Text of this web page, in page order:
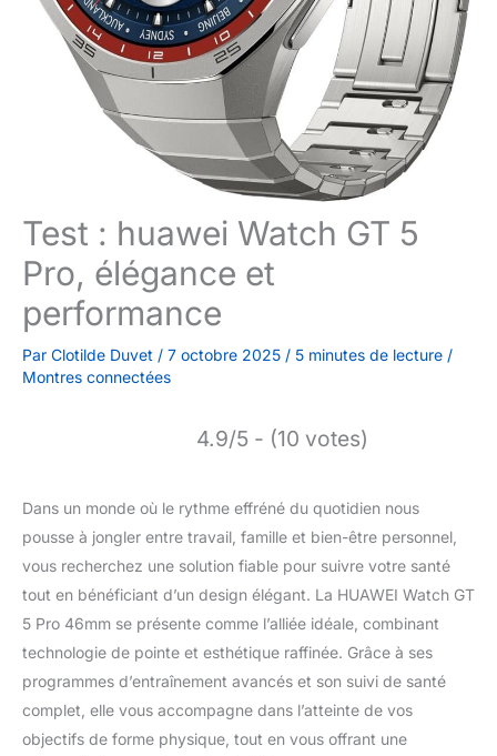
Test : huawei Watch GT 5
Pro, élégance et
performance
Par Clotilde Duvet / 7 octobre 2025 / 5 minutes de lecture /
Montres connectées
4.9/5 - (10 votes)
Dans un monde où le rythme effréné du quotidien nous
pousse à jongler entre travail, famille et bien-être personnel,
vous recherchez une solution fiable pour suivre votre santé
tout en bénéficiant d’un design élégant. La HUAWEI Watch GT
5 Pro 46mm se présente comme l’alliée idéale, combinant
technologie de pointe et esthétique raffinée. Grâce à ses
programmes d’entraînement avancés et son suivi de santé
complet, elle vous accompagne dans l’atteinte de vos
objectifs de forme physique, tout en vous offrant une